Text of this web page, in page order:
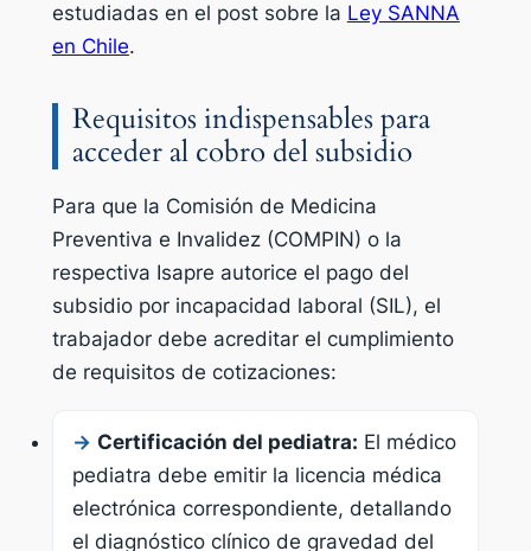
estudiadas en el post sobre la Ley SANNA
en Chile.
Requisitos indispensables para
acceder al cobro del subsidio
Para que la Comisión de Medicina
Preventiva e Invalidez (COMPIN) o la
respectiva Isapre autorice el pago del
subsidio por incapacidad laboral (SIL), el
trabajador debe acreditar el cumplimiento
de requisitos de cotizaciones:
→ Certificación del pediatra: El médico
pediatra debe emitir la licencia médica
electrónica correspondiente, detallando
el diagnóstico clínico de gravedad del